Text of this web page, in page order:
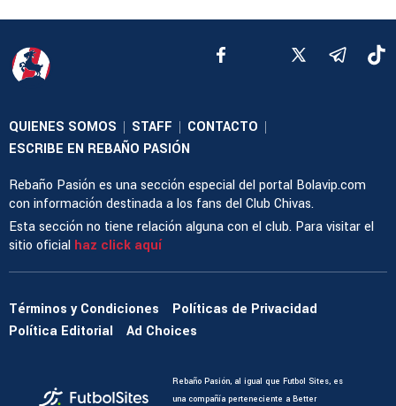
QUIENES SOMOS | STAFF | CONTACTO |
ESCRIBE EN REBAÑO PASIÓN
Rebaño Pasión es una sección especial del portal Bolavip.com
con información destinada a los fans del Club Chivas.
Esta sección no tiene relación alguna con el club. Para visitar el
sitio oficial haz click aquí
Términos y Condiciones
Políticas de Privacidad
Política Editorial
Ad Choices
Rebaño Pasión, al igual que Futbol Sites, es
una compañía perteneciente a Better